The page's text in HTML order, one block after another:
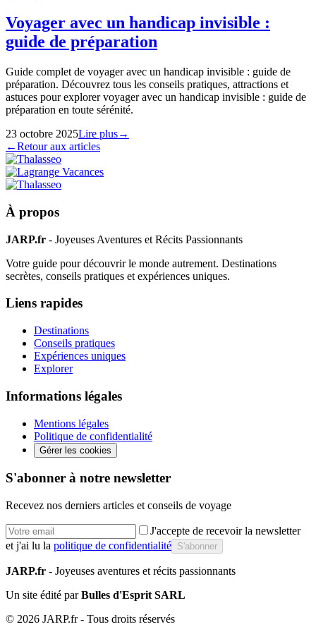
Voyager avec un handicap invisible :
guide de préparation
Guide complet de voyager avec un handicap invisible : guide de
préparation. Découvrez tous les conseils pratiques, attractions et
astuces pour explorer voyager avec un handicap invisible : guide de
préparation en toute sérénité.
23 octobre 2025Lire plus→
←Retour aux articles
À propos
JARP.fr - Joyeuses Aventures et Récits Passionnants
Votre guide pour découvrir le monde autrement. Destinations
secrètes, conseils pratiques et expériences uniques.
Liens rapides
Destinations
Conseils pratiques
Expériences uniques
Explorer
Informations légales
Mentions légales
Politique de confidentialité
Gérer les cookies
S'abonner à notre newsletter
Recevez nos derniers articles et conseils de voyage
J'accepte de recevoir la newsletter
et j'ai lu la politique de confidentialité S'abonner
JARP.fr - Joyeuses aventures et récits passionnants
Un site édité parBulles d'Esprit SARL
© 2026 JARP.fr - Tous droits réservés